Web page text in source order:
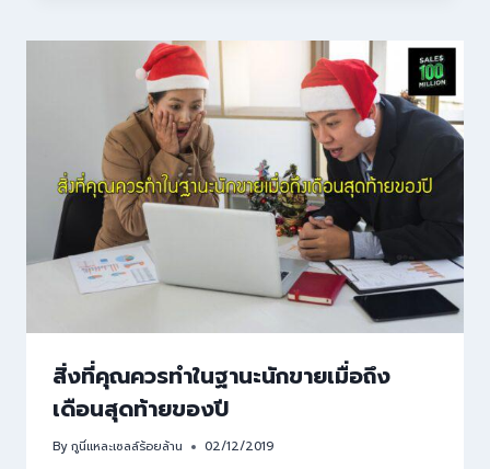
สิ่งที่คุณควรทำในฐานะนักขายเมื่อถึง
เดือนสุดท้ายของปี
Byกูนี่แหละเซลล์ร้อยล้าน 02/12/2019